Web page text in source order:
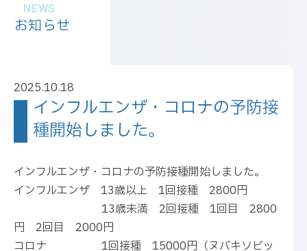
NEWS
お知らせ
2025.10.18
インフルエンザ・コロナの予防接
種開始しました。
インフルエンザ・コロナの予防接種開始しました。
インフルエンザ 13歳以上 1回接種 2800円
13歳未満 2回接種 1回目 2800
円 2回目 2000円
コロナ 1回接種 15000円（ヌバキソビッ